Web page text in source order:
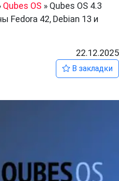
Qubes OS » Qubes OS 4.3
Fedora 42, Debian 13 и
22.12.2025
В закладки